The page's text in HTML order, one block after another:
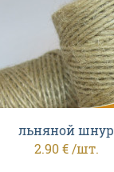
льняной шнур
2.90 € /шт.